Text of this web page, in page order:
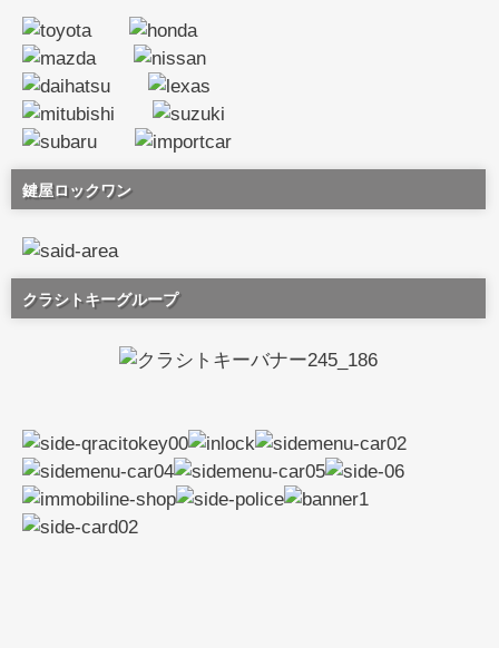
鍵屋ロックワン
クラシトキーグループ